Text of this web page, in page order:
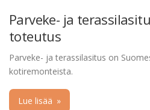
Parveke- ja
toteutus
Parveke- ja terassilasitus on
kotiremonteista.
Lue lisää »